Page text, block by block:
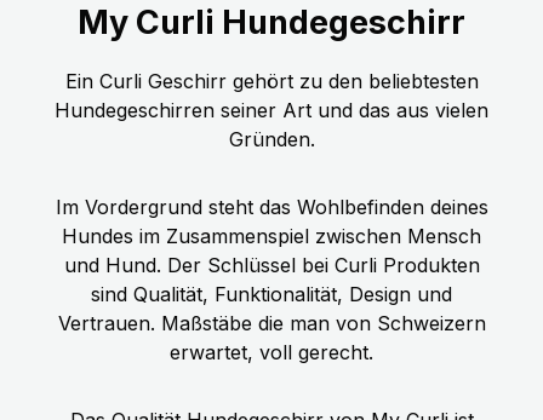
My Curli Hundegeschirr
Ein Curli Geschirr gehört zu den beliebtesten
Hundegeschirren seiner Art und das aus vielen
Gründen.
Im Vordergrund steht das Wohlbefinden deines
Hundes im Zusammenspiel zwischen Mensch
und Hund. Der Schlüssel bei Curli Produkten
sind Qualität, Funktionalität, Design und
Vertrauen. Maßstäbe die man von Schweizern
erwartet, voll gerecht.